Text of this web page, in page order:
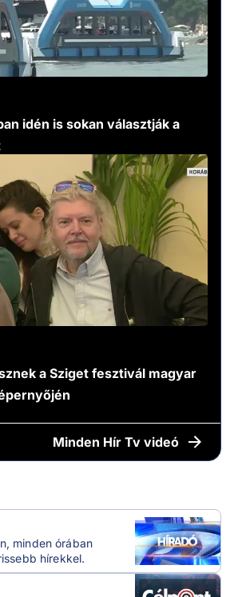
idén is sokan választják a
a Sziget fesztivál magyar
Minden Hír Tv videó
minden órában
hírekkel.